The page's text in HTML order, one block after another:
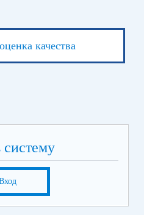
качества
систему